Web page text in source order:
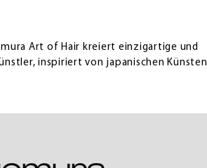
Art of Hair kreiert einzigartige und
inspiriert von japanischen Künsten